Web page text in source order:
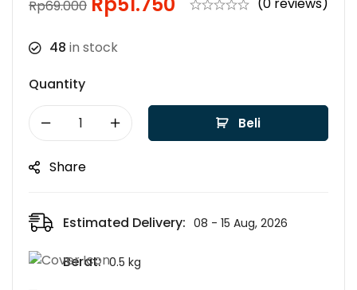
Rp69.000 (0 reviews)
48 in stock
Quantity
Beli
Share
Estimated Delivery: 08 - 15 Aug, 2026
Berat: 0.5 kg